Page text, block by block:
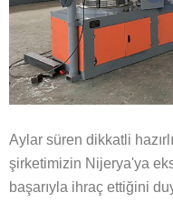
Aylar süren dikkatli
şirketimizin Nijerya'ya
başarıyla ihraç ettiğini